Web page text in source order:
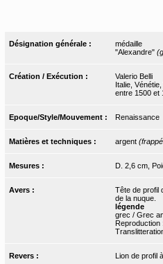
Désignation générale :
médaille
"Alexandre"
Création / Exécution :
Valerio Belli
Italie,
entre 1500 et
Epoque/Style/Mouvement : Renaissance
Matières et techniques : argent
Mesures : D. 2,6 cm,
Avers :
Tête de profil
de la nuque.
légende
grec / Grec
Revers : Lion de profil